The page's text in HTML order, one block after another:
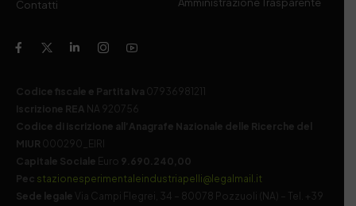
Contatti
Codice fiscale e Partita Iva 07936981211
Iscrizione REA NA 920756
Codice di iscrizione all’Anagrafe Nazionale delle Ricerche del
MIUR 000290_EIRI
Capitale Sociale Euro 9.690.240,00
Pec stazionesperimentaleindustriapelli@legalmail.it
Sede legale
Via Campi Flegrei, 34 – 80078 Pozzuoli (NA) – Tel. +39